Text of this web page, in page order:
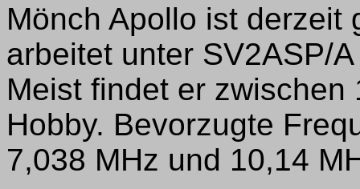
Mönch Apollo ist derzeit
arbeitet unter SV2ASP/
Meist findet er
Hobby. Bevorzugte
7,038 MHz und 10,14